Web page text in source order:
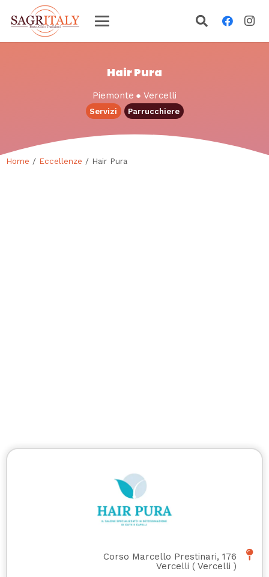
Hair Pura
Piemonte ● Vercelli
Servizi Parrucchiere
Home / Eccellenze / Hair Pura
Corso Marcello Prestinari, 176
Vercelli ( Vercelli )